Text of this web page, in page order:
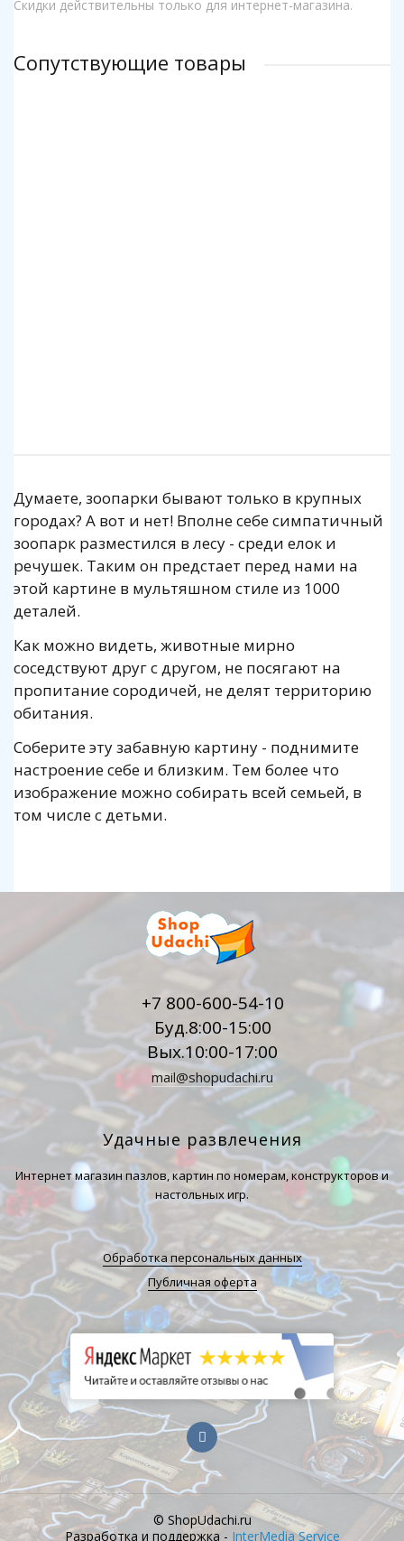
Скидки действительны только для интернет-магазина.
Сопутствующие товары
Думаете, зоопарки бывают только в крупных
городах? А вот и нет! Вполне себе симпатичный
зоопарк разместился в лесу - среди елок и
речушек. Таким он предстает перед нами на
этой картине в мультяшном стиле из 1000
деталей.
Как можно видеть, животные мирно
соседствуют друг с другом, не посягают на
пропитание сородичей, не делят территорию
обитания.
Соберите эту забавную картину - поднимите
настроение себе и близким. Тем более что
изображение можно собирать всей семьей, в
том числе с детьми.
+7 800-600-54-10
Буд.8:00-15:00
Вых.10:00-17:00
mail@shopudachi.ru
Удачные развлечения
Интернет магазин пазлов, картин по номерам, конструкторов и
настольных игр.
Обработка персональных данных
Публичная оферта
© ShopUdachi.ru
Разработка и поддержка - InterMedia Service